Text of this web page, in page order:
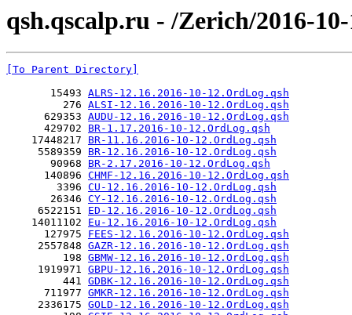
qsh.qscalp.ru - /Zerich/2016-
[To Parent Directory]
       15493
ALRS-12.16.2016-10-12.OrdLog.qsh
         276
ALSI-12.16.2016-10-12.OrdLog.qsh
      629353
AUDU-12.16.2016-10-12.OrdLog.qsh
      429702
BR-1.17.2016-10-12.OrdLog.qsh
    17448217
BR-11.16.2016-10-12.OrdLog.qsh
     5589359
BR-12.16.2016-10-12.OrdLog.qsh
       90968
BR-2.17.2016-10-12.OrdLog.qsh
      140896
CHMF-12.16.2016-10-12.OrdLog.qsh
        3396
CU-12.16.2016-10-12.OrdLog.qsh
       26346
CY-12.16.2016-10-12.OrdLog.qsh
     6522151
ED-12.16.2016-10-12.OrdLog.qsh
    14011102
Eu-12.16.2016-10-12.OrdLog.qsh
      127975
FEES-12.16.2016-10-12.OrdLog.qsh
     2557848
GAZR-12.16.2016-10-12.OrdLog.qsh
         198
GBMW-12.16.2016-10-12.OrdLog.qsh
     1919971
GBPU-12.16.2016-10-12.OrdLog.qsh
         441
GDBK-12.16.2016-10-12.OrdLog.qsh
      711977
GMKR-12.16.2016-10-12.OrdLog.qsh
     2336175
GOLD-12.16.2016-10-12.OrdLog.qsh